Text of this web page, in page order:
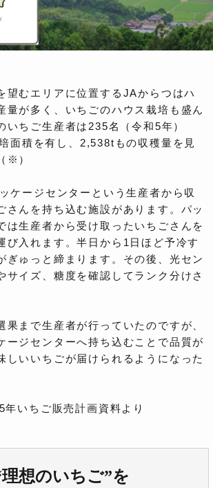
望むエリアに位置するJAからつはハ
量が多く、いちごのハウス栽培も盛ん
いちご生産者は235名（令和5年）
面積を有し、2,538tもの収穫量を見
※）
ケージセンターという生産者から収
さんを持ち込む施設があります。パッ
は生産者から受け取ったいちごさんを
び入れます。半日から1日ほど予冷す
ぎゅっと締まります。その後、光セン
サイズ、糖度を確認してランク分けさ
果まで生産者が行っていたのですが、
ージセンターへ持ち込むことで品質が
しいいちごが届けられるようになった
いちご販売計画資料より
理想のいちご”を